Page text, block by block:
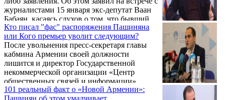
Армении. .
журналистами 15 января экс-депутат Ваан
Бабаян, касаясь слухов о том, что бывший
директор СНБ Артур Ванецян организовал
попытку госпереворота в стране. .
Кто писал "фас" распоряжения Пашиняна
или Кого премьер уволит следующим?
После увольнения пресс-секретаря главы
кабмина Армении своей должности
лишится и директор Государственной
некоммерческой организации «Центр
общественных связей и информации»
Ованес Мовсисян. Об этом написал на
101 реальный факт о «Новой Армении»:
Пашинян об этом умалчивает